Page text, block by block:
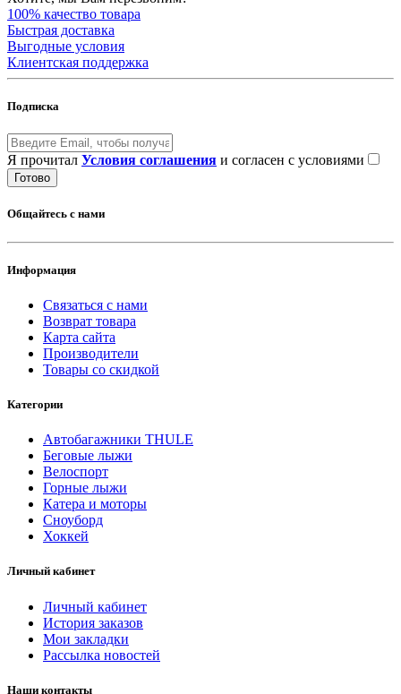
100% качество товара
Быстрая доставка
Выгодные условия
Клиентская поддержка
Подписка
Я прочитал Условия соглашения и согласен с условиями
Готово
Общайтесь с нами
Информация
Связаться с нами
Возврат товара
Карта сайта
Производители
Товары со скидкой
Категории
Автобагажники THULE
Беговые лыжи
Велоспорт
Горные лыжи
Катера и моторы
Сноуборд
Хоккей
Личный кабинет
Личный кабинет
История заказов
Мои закладки
Рассылка новостей
Наши контакты